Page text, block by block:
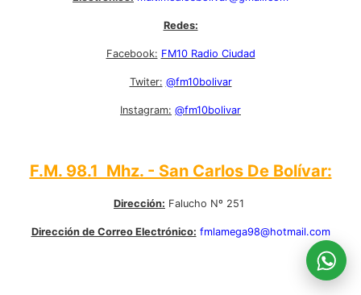
Redes:
Facebook: FM10 Radio Ciudad
Twiter: @fm10bolivar
Instagram: @fm10bolivar
F.M. 98.1 Mhz. - San Carlos De Bolívar:
Dirección: Falucho Nº 251
Dirección de Correo Electrónico: fmlamega98@hotmail.com